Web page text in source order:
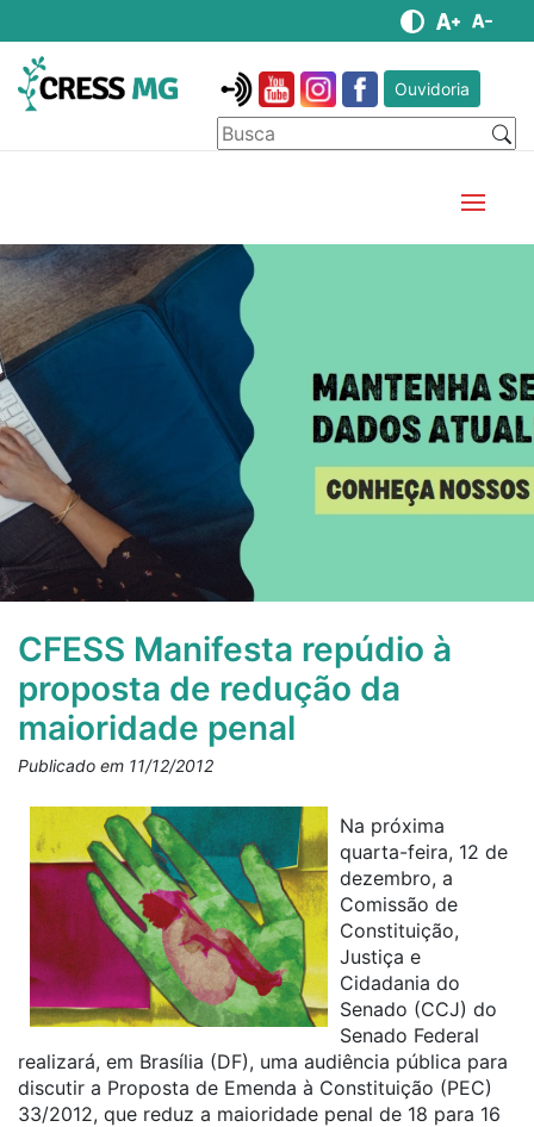
Ouvidoria
CFESS Manifesta repúdio à
proposta de redução da
maioridade penal
Publicado em 11/12/2012
Na próxima
quarta-feira, 12 de
dezembro, a
Comissão de
Constituição,
Justiça e
Cidadania do
Senado (CCJ) do
Senado Federal
realizará, em Brasília (DF), uma audiência pública para
discutir a Proposta de Emenda à Constituição (PEC)
33/2012, que reduz a maioridade penal de 18 para 16